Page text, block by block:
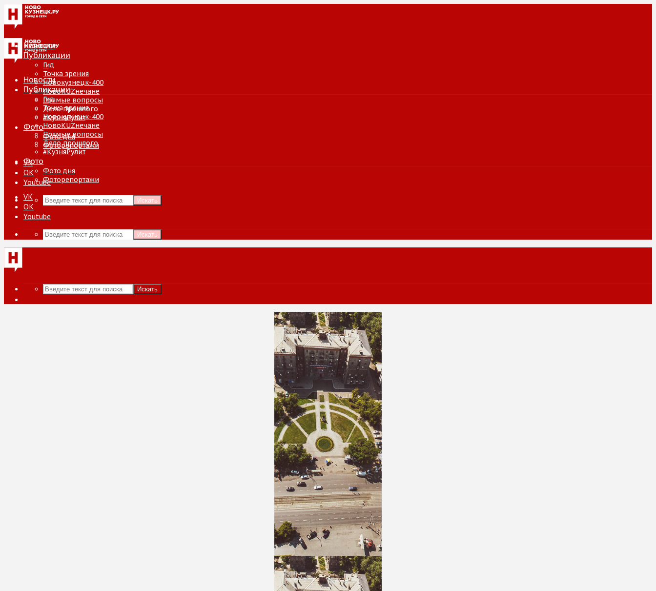
Новости
Публикации
Гид
Точка зрения
Новокузнецк-400
НовоKUZнечане
Прямые вопросы
Дело прошлого
#КузняРулит
Фото
Фото дня
Фоторепортажи
VK
ОК
Youtube
Искать
Новости
Публикации
Гид
Точка зрения
Новокузнецк-400
НовоKUZнечане
Прямые вопросы
Дело прошлого
#КузняРулит
Фото
Фото дня
Фоторепортажи
VK
ОК
Youtube
Искать
Искать